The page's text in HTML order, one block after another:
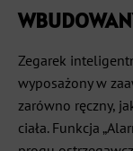
Zegarek
wyposażony w
zarówno ręczny,
ciała. Funkcja